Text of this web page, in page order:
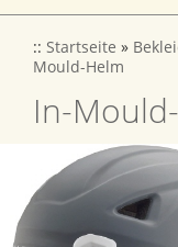
:: Startseite »
Mould-Helm
In-